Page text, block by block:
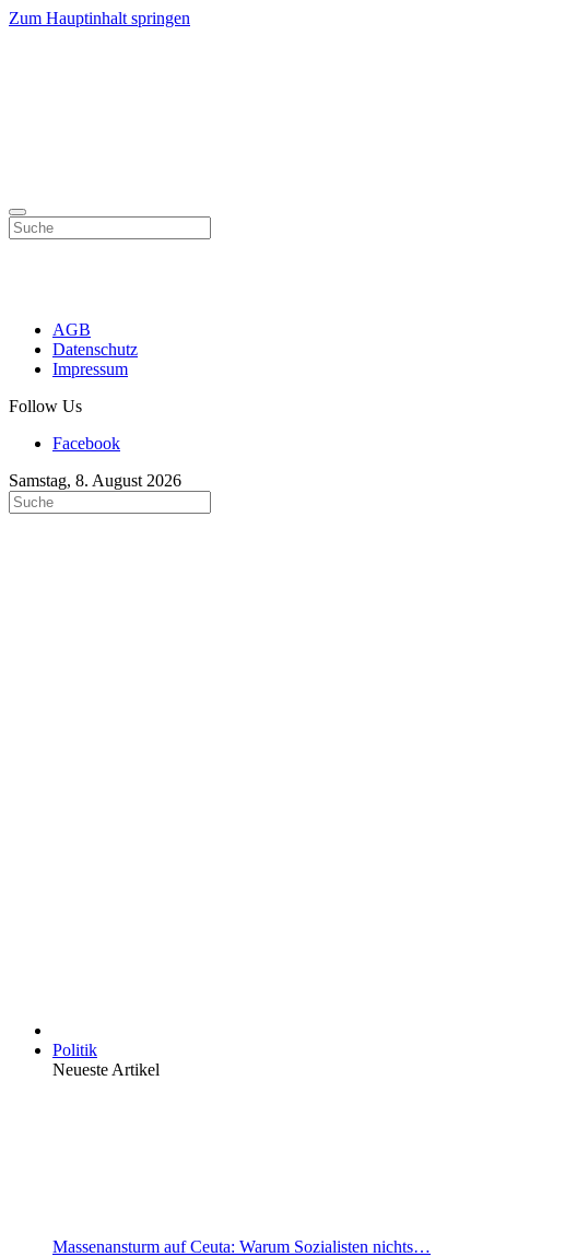
Zum Hauptinhalt springen
AGB
Datenschutz
Impressum
Follow Us
Facebook
Samstag, 8. August 2026
Politik
Neueste Artikel
Massenansturm auf Ceuta: Warum Sozialisten nichts…